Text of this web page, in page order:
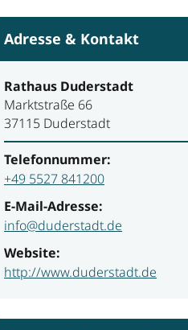
Adresse & Kontakt
Rathaus Duderstadt
Marktstraße 66
37115 Duderstadt
Telefonnummer:
+49 5527 841200
E-Mail-Adresse:
info@duderstadt.de
Website:
http://www.duderstadt.de